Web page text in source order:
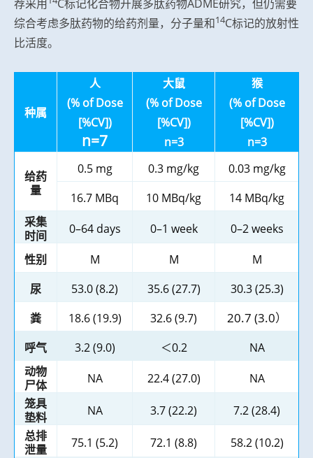
荐采用
C标记化合物开展多肽药物ADME研究，但仍需要
综合考虑多肽药物的给药剂量，分子量和14C标记的放射性
比活度。
种属
人
(% of Dose
[%CV])
n=7
大鼠
(% of Dose
[%CV])
n=3
猴
(% of Dose
[%CV])
n=3
给药
量
0.5 mg 0.3 mg/kg
0.03 mg/kg
16.7 MBq
10 MBq/kg
14 MBq/kg
采集
时间
0–64 days 0–1 week
0–2 weeks
性别
M M
M
尿
53.0 (8.2) 35.6 (27.7)
30.3 (25.3)
粪
18.6 (19.9) 32.6 (9.7) 20.7 (3.0）
呼气 3.2 (9.0) ＜0.2
NA
动物
尸体
NA 22.4 (27.0)
NA
笼具
垫料
NA 3.7 (22.2)
7.2 (28.4)
总排
泄量
75.1 (5.2) 72.1 (8.8)
58.2 (10.2)